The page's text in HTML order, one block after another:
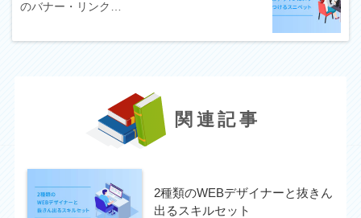
のバナー・リンク…
関連記事
2種類のWEBデザイナーと抜きん
出るスキルセット